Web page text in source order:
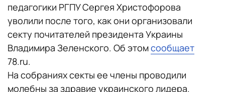
педагогики РГПУ Сергея Христофорова
уволили после того, как они организовали
секту почитателей президента Украины
Владимира Зеленского. Об этомсообщает
78.ru.
На собраниях секты ее члены проводили
молебны за здравие украинского лидера.